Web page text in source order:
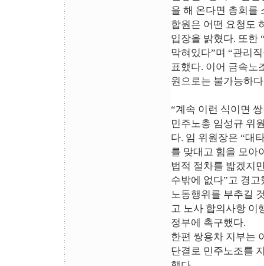
을 해 온다면 총회를
합원은 어떤 요청도
입장을 밝혔다. 또한
막혀있다”며 “관리
표했다. 이어 금속노
원으로는 불가능하
“계속 이런 식이면
민주노총 임성규 위
다. 임 위원장은 “대
를 맞대고 힘을 모아
법적 절차를 밟겠지
수밖에 없다”고 경
노동행위를 부추길
고 노사 합의사항 이
정부에 촉구했다.
한편 쌍용차 지부는
단결로 민주노조를